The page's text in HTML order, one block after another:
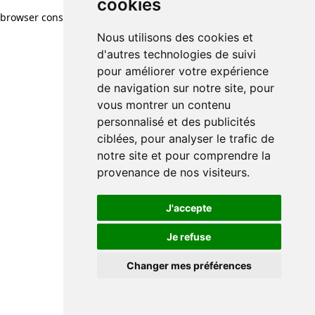
cookies
Nous utilisons des cookies et
d'autres technologies de suivi
pour améliorer votre expérience
de navigation sur notre site, pour
vous montrer un contenu
personnalisé et des publicités
ciblées, pour analyser le trafic de
notre site et pour comprendre la
provenance de nos visiteurs.
J'accepte
Je refuse
Changer mes préférences
cookies
Nous utilisons des cookies et
d'autres technologies de suivi
pour améliorer votre expérience
de navigation sur notre site, pour
vous montrer un contenu
personnalisé et des publicités
ciblées, pour analyser le trafic de
notre site et pour comprendre la
provenance de nos visiteurs.
J'accepte
Je refuse
Changer mes préférences
browser console for more information)